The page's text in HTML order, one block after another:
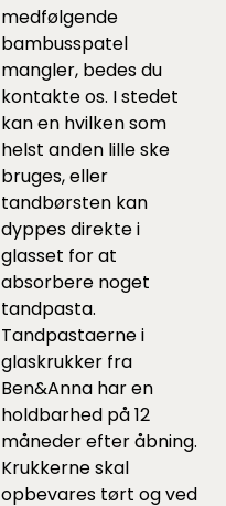
medfølgende
bambusspatel
mangler, bedes du
kontakte os. I stedet
kan en hvilken som
helst anden lille ske
bruges, eller
tandbørsten kan
dyppes direkte i
glasset for at
absorbere noget
tandpasta.
Tandpastaerne i
glaskrukker fra
Ben&Anna har en
holdbarhed på 12
måneder efter åbning.
Krukkerne skal
opbevares tørt og ved